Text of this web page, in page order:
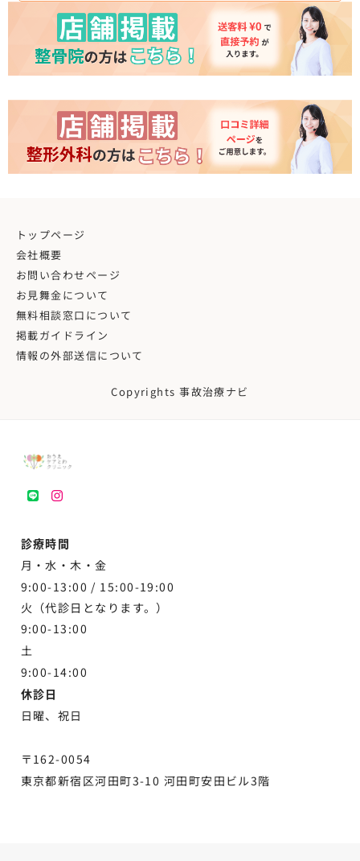
トップページ
会社概要
お問い合わせページ
お見舞金について
無料相談窓口について
掲載ガイドライン
情報の外部送信について
Copyrights 事故治療ナビ
LINEinstagram
診療時間
月・水・木・金
9:00-13:00 / 15:00-19:00
火（代診日となります。）
9:00-13:00
土
9:00-14:00
休診日
日曜、祝日
〒162-0054
東京都新宿区河田町3-10 河田町安田ビル3階